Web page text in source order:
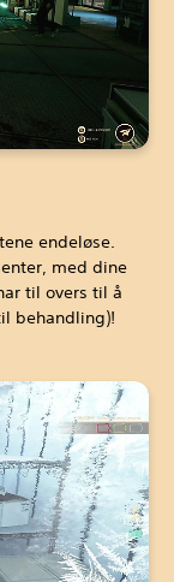
endeløse.
med dine
til overs til å
behandling)!